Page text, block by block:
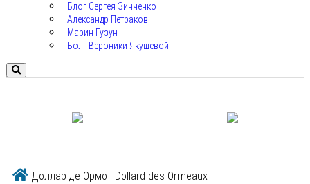
Блог Сергея Зинченко
Александр Петраков
Марин Гузун
Болг Вероники Якушевой
Доллар-де-Ормо | Dollard-des-Ormeaux